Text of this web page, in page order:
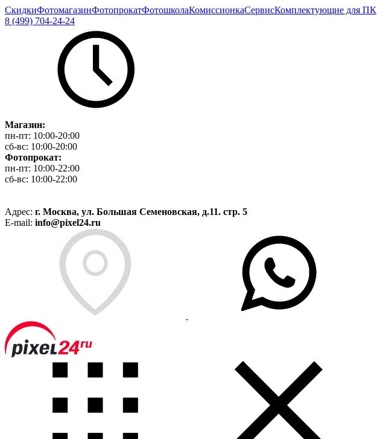
СкидкиФотомагазинФотопрокатФотошколаКомиссионкаСервисКомплектующие для ПК
8 (499) 704-24-24
Магазин:
пн-пт: 10:00-20:00
сб-вс: 10:00-20:00
Фотопрокат:
пн-пт: 10:00-22:00
сб-вс: 10:00-22:00
Адрес: г. Москва, ул. Большая Семеновская, д.11. стр. 5
E-mail: info@pixel24.ru